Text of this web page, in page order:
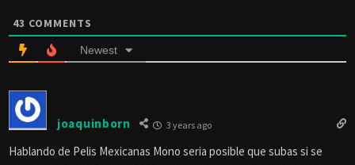
43 COMMENTS
Newest
joaquinborn 3 years ago
Hablando de Pelis Mexicanas Mono seria posible que subas si se